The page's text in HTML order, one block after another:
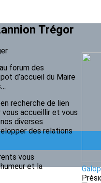
Trégor
forum des
d’accueil du Maire
recherche de lien
vous accueillir et vous
diverses
des relations
vous
et la